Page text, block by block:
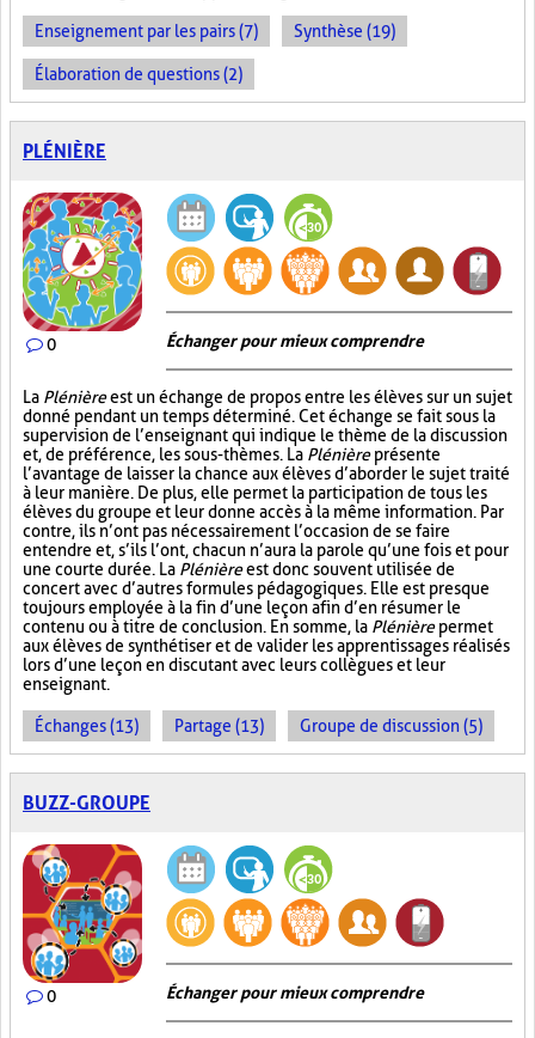
Enseignement par les pairs (7) Synthèse (19)
Élaboration de questions (2)
PLÉNIÈRE
0 Échanger pour mieux comprendre
La Plénièreest un échange de propos entre les élèves sur un sujet
donné pendant un temps déterminé. Cet échange se fait sous la
supervision de l’enseignant qui indique le thème de la discussion
et, de préférence, les sous-thèmes. La Plénièreprésente
l’avantage de laisser la chance aux élèves d’aborder le sujet traité
à leur manière. De plus, elle permet la participation de tous les
élèves du groupe et leur donne accès à la même information. Par
contre, ils n’ont pas nécessairement l’occasion de se faire
entendre et, s’ils l’ont, chacun n’aura la parole qu’une fois et pour
une courte durée. La Plénièreest donc souvent utilisée de
concert avec d’autres formules pédagogiques. Elle est presque
toujours employée à la fin d’une leçon afin d’en résumer le
contenu ou à titre de conclusion. En somme, la Plénièrepermet
aux élèves de synthétiser et de valider les apprentissages réalisés
lors d’une leçon en discutant avec leurs collègues et leur
enseignant.
Échanges (13) Partage (13) Groupe de discussion (5)
BUZZ-GROUPE
0 Échanger pour mieux comprendre